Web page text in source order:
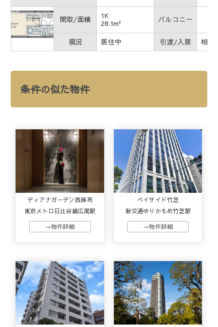
間取/面積
1K
28.1m²
バルコニー
現況 居住中 引渡/入居 相談
条件の似た物件
ディアナガーデン西麻布
東京メトロ日比谷線広尾駅
→物件詳細
ベイサイド竹芝
新交通ゆりかもめ竹芝駅
→物件詳細